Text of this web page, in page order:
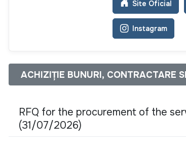
Site Oficial
Instagram
ACHIZIȚIE BUNURI, CONTRACTARE
RFQ for the procurement of the
(31/07/2026)